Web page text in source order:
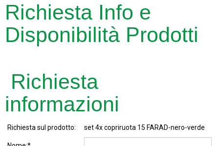
Richiesta Info e
Disponibilità Prodotti
Richiesta
informazioni
Richiesta sul prodotto: set 4x copriruota 15 FARAD-nero-verde